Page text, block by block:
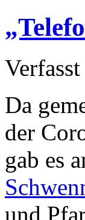
Da
der
gab es
und